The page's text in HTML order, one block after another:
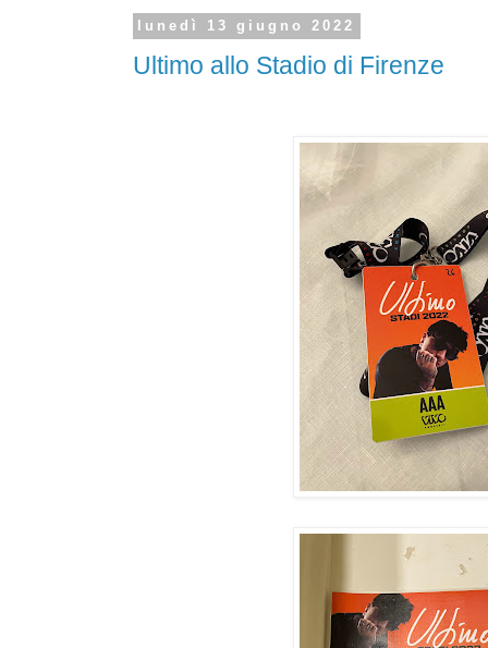
lunedì 13 giugno 2022
Ultimo allo Stadio di Firenze